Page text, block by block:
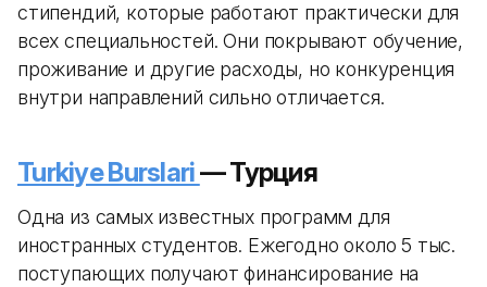
стипендий, которые работают практически для
всех специальностей. Они покрывают обучение,
проживание и другие расходы, но конкуренция
внутри направлений сильно отличается.
Turkiye Burslari— Турция
Одна из самых известных программ для
иностранных студентов. Ежегодно около 5 тыс.
поступающих получают финансирование на